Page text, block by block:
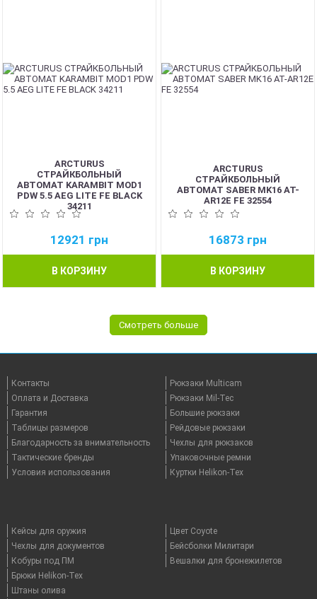
ARCTURUS
СТРАЙКБОЛЬНЫЙ
АВТОМАТ KARAMBIT MOD1
PDW 5.5 AEG LITE FE BLACK
34211
12921 грн
В КОРЗИНУ
ARCTURUS
СТРАЙКБОЛЬНЫЙ
АВТОМАТ SABER MK16 AT-
AR12E FE 32554
16873 грн
В КОРЗИНУ
Смотреть больше
Контакты
Оплата и Доставка
Гарантия
Таблицы размеров
Благодарность за внимательность
Тактические бренды
Условия использования
Рюкзаки Multicam
Рюкзаки Mil-Tec
Большие рюкзаки
Рейдовые рюкзаки
Чехлы для рюкзаков
Упаковочные ремни
Куртки Helikon-Tex
Кейсы для оружия
Чехлы для документов
Кобуры под ПМ
Брюки Helikon-Tex
Штаны олива
Цвет Coyote
Бейсболки Милитари
Вешалки для бронежилетов